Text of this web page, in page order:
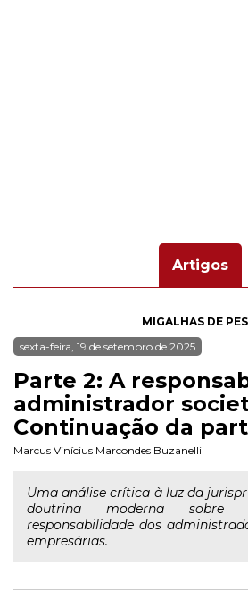
Artigos
MIGALHAS DE
sexta-feira, 19 de setembro de 2025
Parte 2: A
administrador
Continuação da
Marcus Vinícius Marcondes Buzanelli
Uma análise crítica à luz da
doutrina moderna
responsabilidade dos
empresárias.